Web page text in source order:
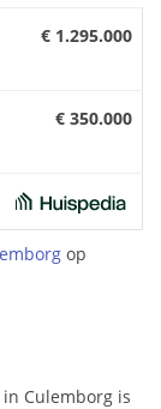
€ 1.295.000
€ 350.000
op
Culemborg is